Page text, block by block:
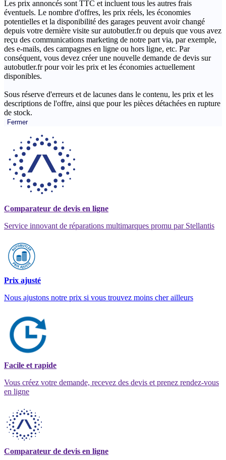
Les prix annoncés sont TTC et incluent tous les autres frais
éventuels. Le nombre d'offres, les prix réels, les économies
potentielles et la disponibilité des garages peuvent avoir changé
depuis votre dernière visite sur autobutler.fr ou depuis que vous avez
reçu des communications marketing de notre part via, par exemple,
des e-mails, des campagnes en ligne ou hors ligne, etc. Par
conséquent, vous devez créer une nouvelle demande de devis sur
autobutler.fr pour voir les prix et les économies actuellement
disponibles.
Sous réserve d'erreurs et de lacunes dans le contenu, les prix et les
descriptions de l'offre, ainsi que pour les pièces détachées en rupture
de stock.
Fermer
Comparateur de devis en ligne
Service innovant de réparations multimarques promu par Stellantis
Prix ajusté
Nous ajustons notre prix si vous trouvez moins cher ailleurs
Facile et rapide
Vous créez votre demande, recevez des devis et prenez rendez-vous
en ligne
Comparateur de devis en ligne